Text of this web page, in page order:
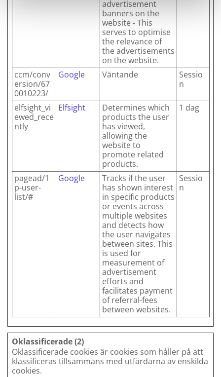
advertisement
banners on the
website - This
serves to optimise
the relevance of
the advertisements
on the website.
ccm/conv
ersion/67
0010223/
Google Väntande
Sessio
n
elfsight_vi
ewed_rece
ntly
Elfsight
Determines which
products the user
has viewed,
allowing the
website to
promote related
products.
1 dag
pagead/1
p-user-
list/#
Google
Tracks if the user
has shown interest
in specific products
or events across
multiple websites
and detects how
the user navigates
between sites. This
is used for
measurement of
advertisement
efforts and
facilitates payment
of referral-fees
between websites.
Sessio
n
Oklassificerade (2)
Oklassificerade cookies är cookies som håller på att
klassificeras tillsammans med utfärdarna av enskilda
cookies.